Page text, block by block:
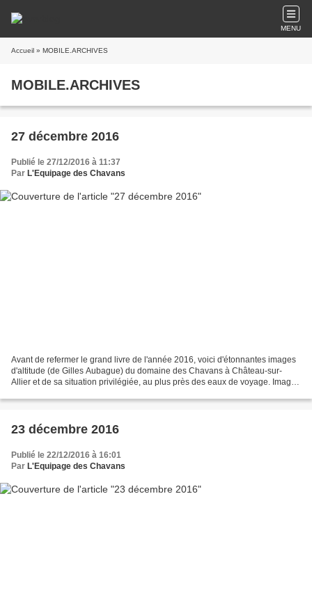
MENU
Accueil » MOBILE.ARCHIVES
MOBILE.ARCHIVES
27 décembre 2016
Publié le 27/12/2016 à 11:37
Par L'Equipage des Chavans
Avant de refermer le grand livre de l'année 2016, voici d'étonnantes images
d'altitude (de Gilles Aubague) du domaine des Chavans à Château-sur-
Allier et de sa situation privilégiée, au plus près des eaux de voyage. Images
23 décembre 2016
Publié le 22/12/2016 à 16:01
Par L'Equipage des Chavans